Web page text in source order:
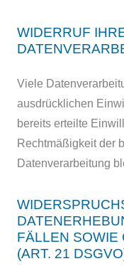
WIDERRUF
Viele
ausdrücklichen
bereits erteilte
Rechtmäßigkeit der
Datenverarbeitung
FÄLLEN SOWIE
(ART. 21